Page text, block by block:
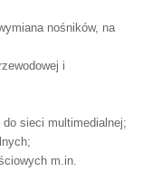
nośników, na
i
sieci multimedialnej;
m.in.